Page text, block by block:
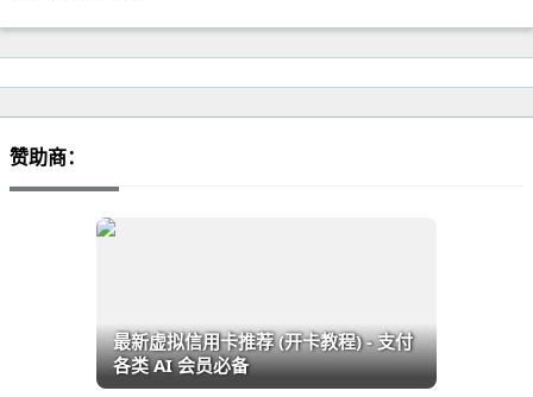
赞助商：
最新虚拟信用卡推荐 (开卡教程) - 支付
各类 AI 会员必备